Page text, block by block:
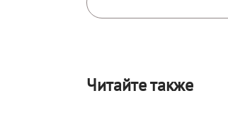
Читайте также